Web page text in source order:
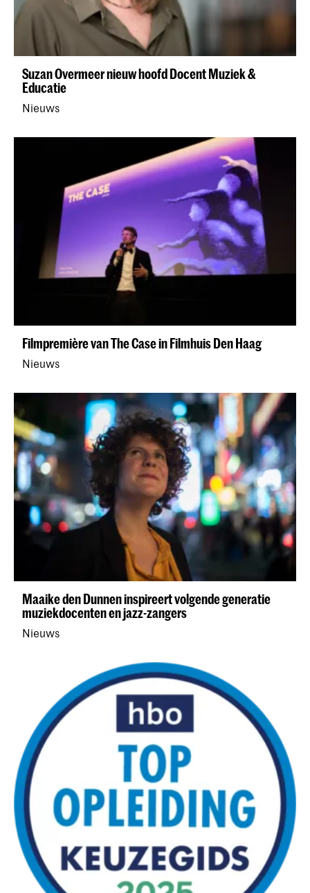
Suzan Overmeer nieuw hoofd Docent Muziek &
Educatie
Nieuws
Filmpremière van The Case in Filmhuis Den Haag
Nieuws
Maaike den Dunnen inspireert volgende generatie
muziekdocenten en jazz-zangers
Nieuws